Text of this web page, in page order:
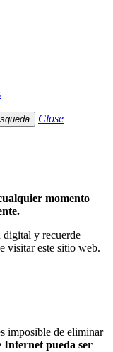
Close
momento
digital y recuerde
visitar este sitio web.
imposible de eliminar
Internet pueda ser